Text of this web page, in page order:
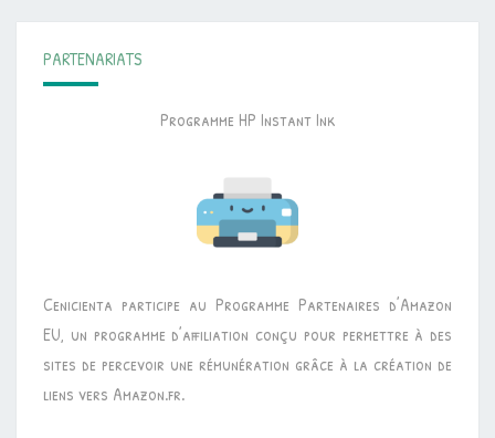
PARTENARIATS
Programme HP Instant Ink
Cenicienta participe au Programme Partenaires d’Amazon
EU, un programme d’affiliation conçu pour permettre à des
sites de percevoir une rémunération grâce à la création de
liens vers Amazon.fr.